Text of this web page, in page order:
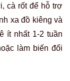
cà rốt để hỗ trợ
xa đồ kiêng và
ít nhất 1-2 tuần
làm biến đổi